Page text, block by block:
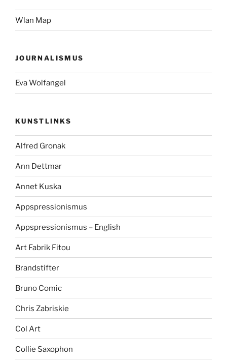
Wlan Map
JOURNALISMUS
Eva Wolfangel
KUNSTLINKS
Alfred Gronak
Ann Dettmar
Annet Kuska
Appspressionismus
Appspressionismus – English
Art Fabrik Fitou
Brandstifter
Bruno Comic
Chris Zabriskie
Col Art
Collie Saxophon